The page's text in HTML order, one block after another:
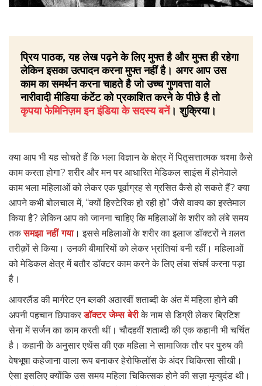
प्रिय पाठक, यह लेख पढ़ने के लिए मुफ्त है और मुफ्त ही रहेगा
लेकिन इसका उत्पादन करना मुफ्त नहीं है। अगर आप उस
काम का समर्थन करना चाहते है जो उच्च गुणवत्ता वाले
नारीवादी मीडिया कंटेंट को प्रकाशित करने के पीछे है तो
कृपया फेमिनिज़म इन इंडिया के सदस्य बनें। शुक्रिया।
क्या आप भी यह सोचते हैं कि भला विज्ञान के क्षेत्र में पितृसत्तात्मक चश्मा कैसे
काम करता होगा? शरीर और मन पर आधारित मेडिकल साइंस में होनेवाले
काम भला महिलाओं को लेकर एक पूर्वाग्रह से ग्रसित कैसे हो सकते हैं? क्या
आपने कभी बोलचाल में, “क्यों हिस्टेरिक हो रही हो” जैसे वाक्य का इस्तेमाल
किया है? लेकिन आप को जानना चाहिए कि महिलाओं के शरीर को लंबे समय
तकसमझा नहीं गया। इससे महिलाओं के शरीर का इलाज डॉक्टरों ने ग़लत
तरीक़ों से किया। उनकी बीमारियों को लेकर भ्रांतियां बनी रहीं। महिलाओं
को मेडिकल क्षेत्र में बतौर डॉक्टर काम करने के लिए लंबा संघर्ष करना पड़ा
है।
आयरलैंड की मार्गरेट एन ब्लकी अठारवीं शताब्दी के अंत में महिला होने की
अपनी पहचान छिपाकरडॉक्टर जेम्स बेरीके नाम से डिग्री लेकर ब्रिटिश
सेना में सर्जन का काम करती थीं। चौदहवीं शताब्दी की एक कहानी भी चर्चित
है। कहानी के अनुसार एथेंस की एक महिला ने सामाजिक तौर पर पुरुष की
वेषभूषा कहेजाना वाला रूप बनाकर हेरोफिलॉस के अंदर चिकित्सा सीखी।
ऐसा इसलिए क्योंकि उस समय महिला चिकित्सक होने की सज़ा मृत्युदंड थी।